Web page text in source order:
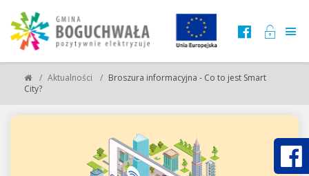
Aktualności
Broszura informacyjna - Co to jest Smart
City?